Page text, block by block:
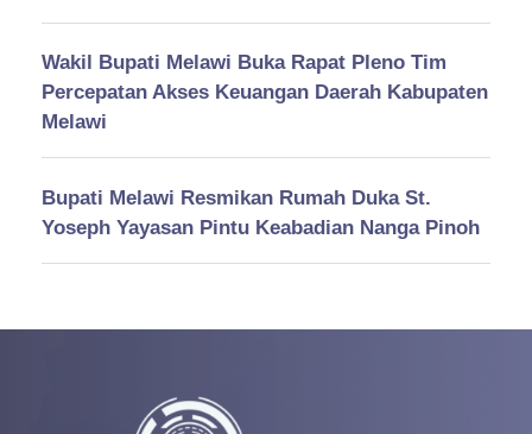
Wakil Bupati Melawi Buka Rapat Pleno Tim
Percepatan Akses Keuangan Daerah Kabupaten
Melawi
Bupati Melawi Resmikan Rumah Duka St.
Yoseph Yayasan Pintu Keabadian Nanga Pinoh